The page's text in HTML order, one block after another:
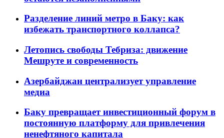
Разделение линий метро в Баку: как
избежать транспортного коллапса?
Летопись свободы Тебриза: движение
Мешруте и современность
Азербайджан централизует управление
медиа
Баку превращает инвестиционный форум в
постоянную платформу для привлечения
ненефтяного капитала